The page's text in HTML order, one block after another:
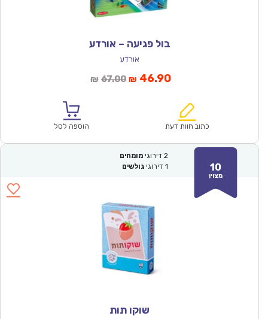
בול פגיעה – אורדע
אורדע
₪ 67.00המחיר
₪67.00.
₪ 46.90המחיר
הוא:
כתוב חוות דעת הוספה לסל
10
מצוין
2 דירוגי מומחים
1 דירוגי גולשים
שוקו תות